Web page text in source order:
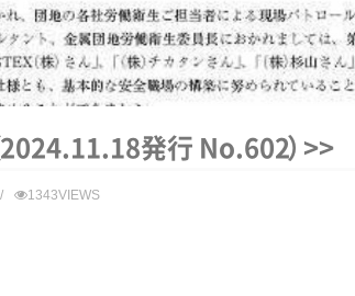
2024.11.18発行 No.602） >>
1343VIEWS